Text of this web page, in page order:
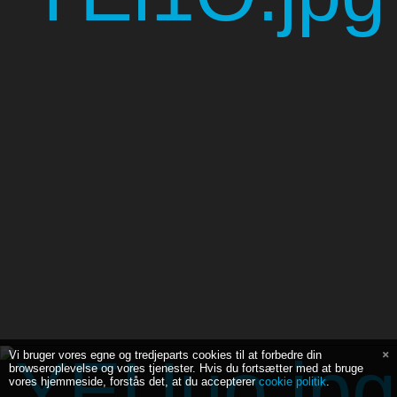
Vi bruger vores egne og tredjeparts cookies til at forbedre din
browseroplevelse og vores tjenester. Hvis du fortsætter med at bruge
vores hjemmeside, forstås det, at du accepterercookie politik.